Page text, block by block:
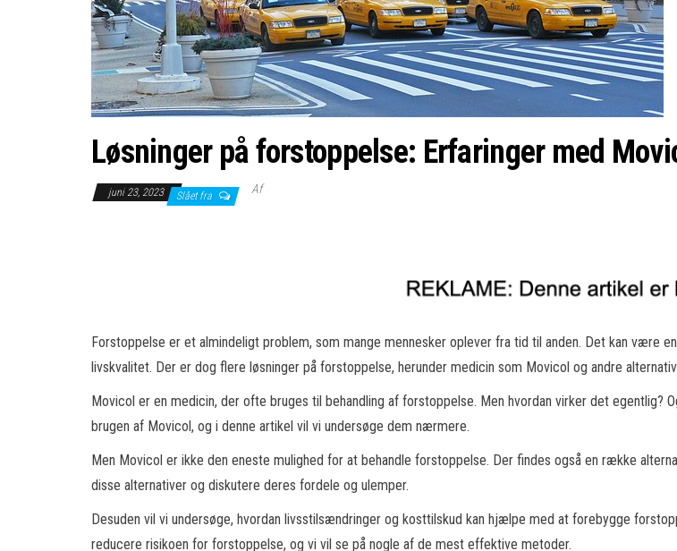
Løsninger på forstoppelse: Erfaringer med
juni 23, 2023 Slået fra Af
Forstoppelse er et almindeligt problem, som mange mennesker oplever fra tid til anden. Det kan være
livskvalitet. Der er dog flere løsninger på forstoppelse, herunder medicin som Movicol og andre
Movicol er en medicin, der ofte bruges til behandling af forstoppelse. Men hvordan virker det egentlig?
brugen af Movicol, og i denne artikel vil vi undersøge dem nærmere.
Men Movicol er ikke den eneste mulighed for at behandle forstoppelse. Der findes også en række
disse alternativer og diskutere deres fordele og ulemper.
Desuden vil vi undersøge, hvordan livsstilsændringer og kosttilskud kan hjælpe med at forebygge
reducere risikoen for forstoppelse, og vi vil se på nogle af de mest effektive metoder.